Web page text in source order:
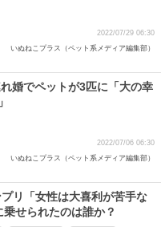
2022/07/29 06:30
いぬねこプラス（ペット系メディア編集部）
婚でペットが3匹に「大の幸
2022/07/06 06:30
いぬねこプラス（ペット系メディア編集部）
リ「女性は大喜利が苦手な
せられたのは誰か？